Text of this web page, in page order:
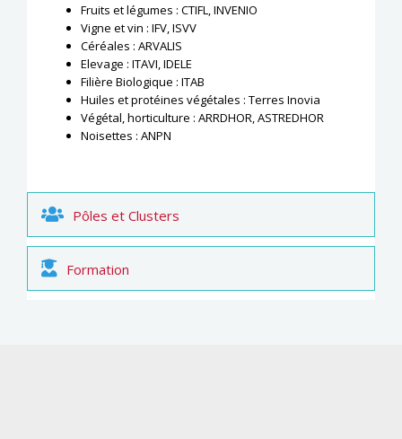
Fruits et légumes : CTIFL, INVENIO
Vigne et vin : IFV, ISVV
Céréales : ARVALIS
Elevage : ITAVI, IDELE
Filière Biologique : ITAB
Huiles et protéines végétales : Terres Inovia
Végétal, horticulture : ARRDHOR, ASTREDHOR
Noisettes : ANPN
Pôles et Clusters
Formation